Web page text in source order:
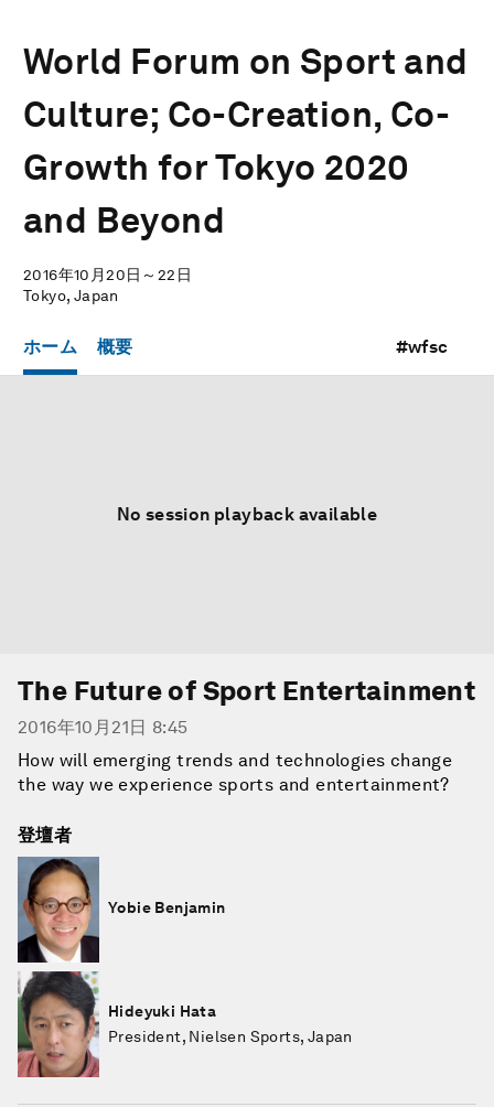
World Forum on Sport and
Culture; Co-Creation, Co-
Growth for Tokyo 2020
and Beyond
2016年10月20日～22日
Tokyo, Japan
ホーム 概要 #wfsc
No session playback available
The Future of Sport Entertainment
2016年10月21日 8:45
How will emerging trends and technologies change
the way we experience sports and entertainment?
登壇者
Yobie Benjamin
Hideyuki Hata
President, Nielsen Sports, Japan